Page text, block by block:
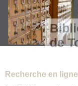
de
Recherche en